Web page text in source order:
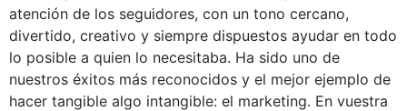
atención de los seguidores, con un tono cercano,
divertido, creativo y siempre dispuestos ayudar en todo
lo posible a quien lo necesitaba. Ha sido uno de
nuestros éxitos más reconocidos y el mejor ejemplo de
hacer tangible algo intangible: el marketing. En vuestra